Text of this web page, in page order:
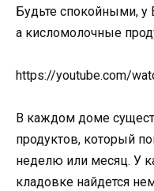
Будьте спокойными, у
а кисломолочные
https://youtube.com/
В каждом доме
продуктов, который
неделю или месяц. У
кладовке найдется